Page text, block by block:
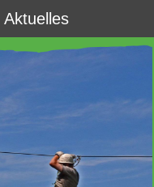
Aktuelles